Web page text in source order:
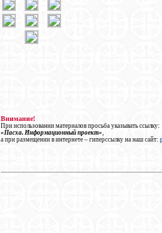
Внимание!
При использовании материалов просьба указывать ссылку:
«Пасха. Информационный проект»,
а при размещении в интернете – гиперссылку на наш сайт: